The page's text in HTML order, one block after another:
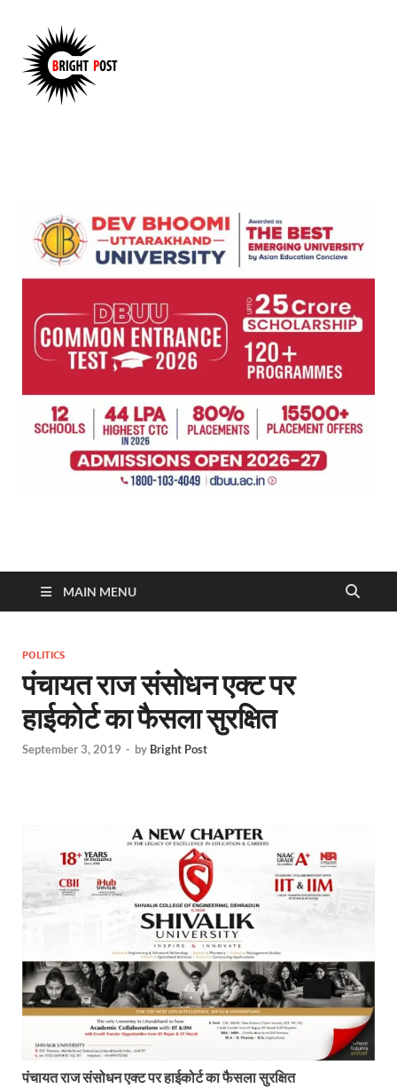
MAIN MENU
POLITICS
पंचायत राज संसोधन एक्ट पर
हाईकोर्ट का फैसला सुरक्षित
September 3, 2019 - by Bright Post
पंचायत राज संसोधन एक्ट पर हाईकोर्ट का फैसला सुरक्षित